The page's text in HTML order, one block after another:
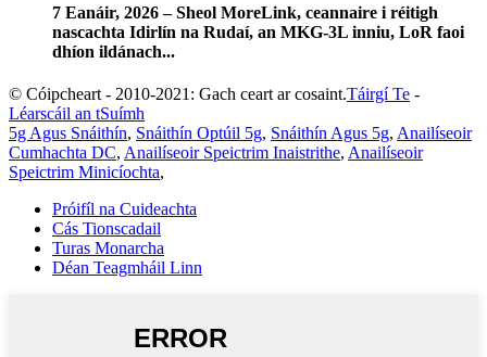
7 Eanáir, 2026 – Sheol MoreLink, ceannaire i réitigh
nascachta Idirlín na Rudaí, an MKG-3L inniu, LoR faoi
dhíon ildánach...
© Cóipcheart - 2010-2021: Gach ceart ar cosaint.Táirgí Te -
Léarscáil an tSuímh
5g Agus Snáithín, Snáithín Optúil 5g, Snáithín Agus 5g, Anailíseoir
Cumhachta DC, Anailíseoir Speictrim Inaistrithe, Anailíseoir
Speictrim Minicíochta,
Próifíl na Cuideachta
Cás Tionscadail
Turas Monarcha
Déan Teagmháil Linn